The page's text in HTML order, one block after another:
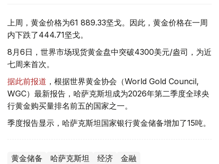
上周，黄金价格为61 889.33坚戈。因此，黄金价格在一周
内下跌了444.71坚戈。
8月6日，世界市场现货黄金盘中突破4300美元/盎司，为近
七周来首次。
据此前报道 ，根据世界黄金协会（World Gold Council,
WGC）最新报告，哈萨克斯坦成为2026年第二季度全球央
行黄金购买量排名前五的国家之一。
季度报告显示，哈萨克斯坦国家银行黄金储备增加了15吨。
黄金储备 哈萨克斯坦 经济 金融